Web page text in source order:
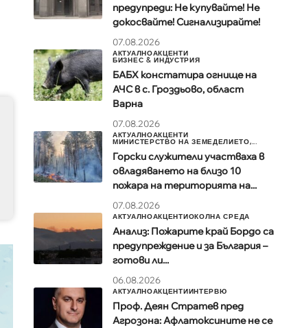
предупреди: Не купувайте! Не
докосвайте! Сигнализирайте!
07.08.2026
АКТУАЛНОАКЦЕНТИ
БИЗНЕС & ИНДУСТРИЯ
БАБХ констатира огнище на
АЧС в с. Гроздьово, област
Варна
07.08.2026
АКТУАЛНОАКЦЕНТИ
МИНИСТЕРСТВО НА ЗЕМЕДЕЛИЕТО,...
Горски служители участваха в
овладяването на близо 10
пожара на територията на...
07.08.2026
АКТУАЛНОАКЦЕНТИОКОЛНА СРЕДА
Анализ: Пожарите край Бордо са
предупреждение и за България –
готови ли...
06.08.2026
АКТУАЛНОАКЦЕНТИИНТЕРВЮ
Проф. Деян Стратев пред
Агрозона: Афлатоксините не се